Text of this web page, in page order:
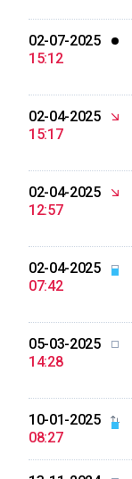
02-07-2025
15:12
02-04-2025
15:17
02-04-2025
12:57
02-04-2025
07:42
05-03-2025
14:28
10-01-2025
08:27